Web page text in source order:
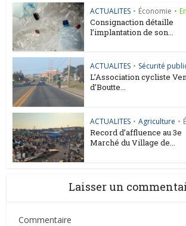
ACTUALITES • Économie •
Consignaction détaille
l’implantation de son...
ACTUALITES • Sécurité
L’Association cycliste
d’Boutte...
ACTUALITES • Agriculture •
Record d’affluence au 3e
Marché du Village de...
Laisser un
Commentaire